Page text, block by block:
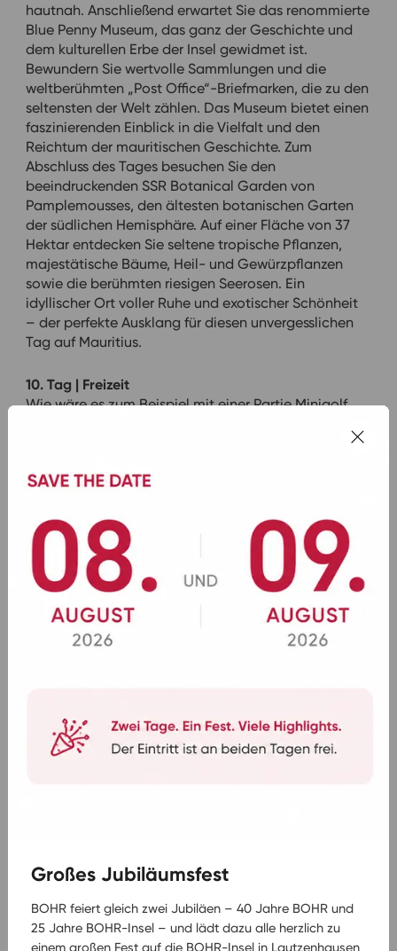
hautnah. Anschließend erwartet Sie das renommierte
Blue Penny Museum, das ganz der Geschichte und
dem kulturellen Erbe der Insel gewidmet ist.
Bewundern Sie wertvolle Sammlungen und die
weltberühmten „Post Office“-Briefmarken, die zu den
seltensten der Welt zählen. Das Museum bietet einen
faszinierenden Einblick in die Vielfalt und den
Reichtum der mauritischen Geschichte. Zum
Abschluss des Tages besuchen Sie den
beeindruckenden SSR Botanical Garden von
Pamplemousses, den ältesten botanischen Garten
der südlichen Hemisphäre. Auf einer Fläche von 37
Hektar entdecken Sie seltene tropische Pflanzen,
majestätische Bäume, Heil- und Gewürzpflanzen
sowie die berühmten riesigen Seerosen. Ein
idyllischer Ort voller Ruhe und exotischer Schönheit
– der perfekte Ausklang für diesen unvergesslichen
Tag auf Mauritius.
10. Tag | Freizeit
Wie wäre es zum Beispiel mit einer Partie Minigolf,
Transfer zum Flughafen und Rückflug.
Inklusivleistungen
Hin-/Rücktransfer BOHR-Insel – Flughafen
Frankfurt/Main
Hin-/Rückflug Frankfurt/Main – Mauritius mit
Condor, Economy Class
Maritim Resort und Spa Mauritius
(Landeskategorie) in Deluxe Zimmer
Südwesten“
Bassin
Eintritt und Besichtigung der Thumerie de
Großes Jubiläumsfest
BOHR feiert gleich zwei Jubiläen – 40 Jahre BOHR und
25 Jahre BOHR-Insel – und lädt dazu alle herzlich zu
einem großen Fest auf die BOHR-Insel in Lautzenhausen